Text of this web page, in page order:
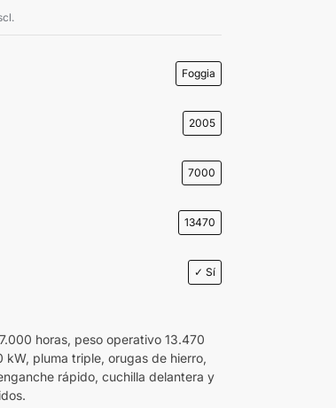
Foggia
2005
7000
13470
✓ Sí
horas, peso operativo 13.470
kW, pluma triple, orugas de hierro,
rápido, cuchilla delantera y